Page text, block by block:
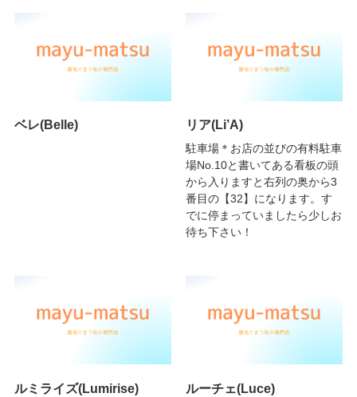
ベレ(Belle) リア(Li’A)
駐車場＊お店の並びの有料駐車
場No.10と書いてある看板の頭
から入りますと右列の奥から3
番目の【32】になります。す
でに停まっていましたら少しお
待ち下さい！
ルミライズ(Lumirise) ルーチェ(Luce)